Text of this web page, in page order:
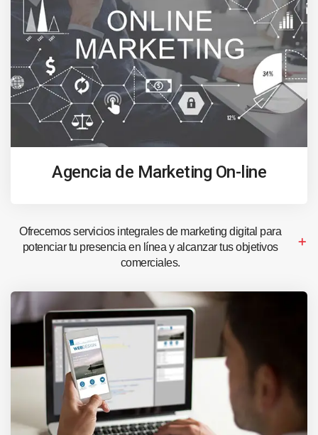
Agencia de Marketing On-line
Ofrecemos servicios integrales de marketing digital para
potenciar tu presencia en línea y alcanzar tus objetivos
comerciales.